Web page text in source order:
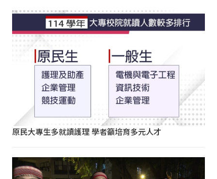
原民大專生多就讀護理 學者籲培育多元人才